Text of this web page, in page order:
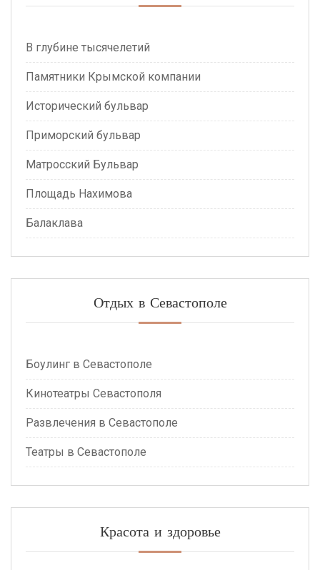
В глубине тысячелетий
Памятники Крымской компании
Исторический бульвар
Приморский бульвар
Матросский Бульвар
Площадь Нахимова
Балаклава
Отдых в Севастополе
Боулинг в Севастополе
Кинотеатры Севастополя
Развлечения в Севастополе
Театры в Севастополе
Красота и здоровье